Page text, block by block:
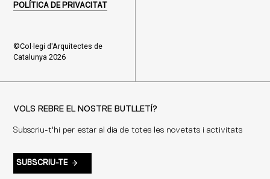
POLÍTICA DE PRIVACITAT
©Col·legi d'Arquitectes de
Catalunya 2026
VOLS REBRE EL NOSTRE BUTLLETÍ?
Subscriu-t'hi per estar al dia de totes les novetats i activitats
SUBSCRIU-TE